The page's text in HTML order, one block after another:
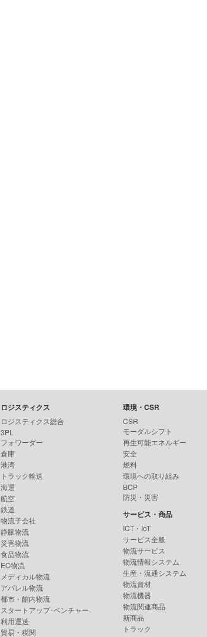
ロジスティクス
ロジスティクス総合
3PL
フォワーダー
倉庫
港湾
トラック輸送
海運
航空
鉄道
物流子会社
静脈物流
災害物流
食品物流
EC物流
メディカル物流
アパレル物流
都市・館内物流
スタートアップ･ベンチャー
利用運送
貿易・税関
環境・CSR
CSR
モーダルシフト
再生可能エネルギー
安全
燃料
環境への取り組み
BCP
防災・災害
サービス・商品
ICT・IoT
サービス全般
物流サービス
物流情報システム
生産・流通システム
物流資材
物流機器
物流関連商品
新商品
トラック